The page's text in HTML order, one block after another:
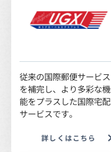
従来の国際郵便サービス
を補完し、より多彩な機
能をプラスした国際宅配
サービスです。
詳しくはこちら